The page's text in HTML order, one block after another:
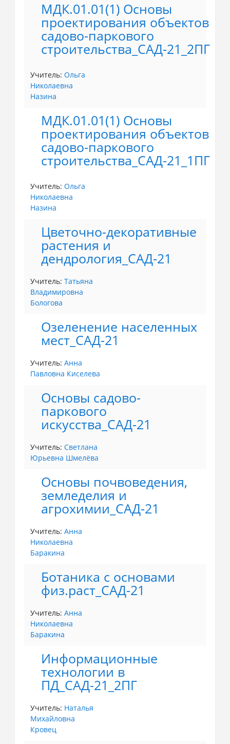
МДК.01.01(1) Основы
проектирования объектов
садово-паркового
строительства_САД-21_2ПГ
Учитель: Ольга
Николаевна
Назина
МДК.01.01(1) Основы
проектирования объектов
садово-паркового
строительства_САД-21_1ПГ
Учитель: Ольга
Николаевна
Назина
Цветочно-декоративные
растения и
дендрология_САД-21
Учитель: Татьяна
Владимировна
Бологова
Озеленение населенных
мест_САД-21
Учитель: Анна
Павловна Киселева
Основы садово-
паркового
искусства_САД-21
Учитель: Светлана
Юрьевна Шмелёва
Основы почвоведения,
земледелия и
агрохимии_САД-21
Учитель: Анна
Николаевна
Баракина
Ботаника с основами
физ.раст_САД-21
Учитель: Анна
Николаевна
Баракина
Информационные
технологии в
ПД_САД-21_2ПГ
Учитель: Наталья
Михайловна
Кровец